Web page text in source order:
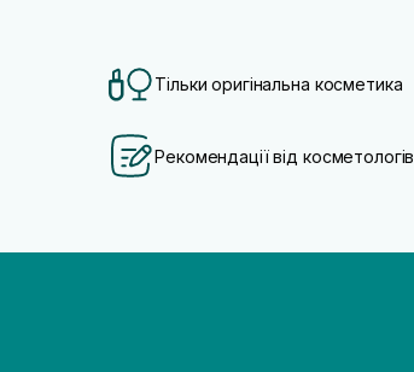
Тільки оригінальна косметика
Рекомендації від косметологів